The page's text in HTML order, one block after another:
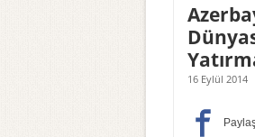
16 Eylül 2014